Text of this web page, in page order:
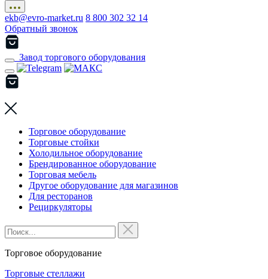
ekb@evro-market.ru 8 800 302 32 14
Обратный звонок
Завод торгового оборудования
Торговое оборудование
Торговые стойки
Холодильное оборудование
Брендированное оборудование
Торговая мебель
Другое оборудование для магазинов
Для ресторанов
Рециркуляторы
Торговое оборудование
Торговые стеллажи